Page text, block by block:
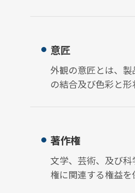
意匠
外観の意匠とは、
の結合及び色彩と
著作権
文学、芸術、及び
権に関連する権益